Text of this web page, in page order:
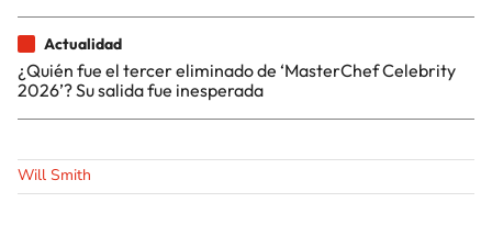
Actualidad
¿Quién fue el tercer eliminado de ‘MasterChef Celebrity
2026’? Su salida fue inesperada
Will Smith